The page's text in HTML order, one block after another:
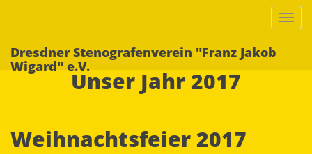
Dresdner Stenografenverein "Franz Jakob
Wigard" e.V.
Unser Jahr 2017
Weihnachtsfeier 2017